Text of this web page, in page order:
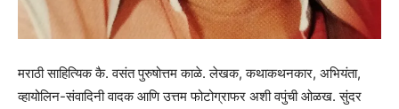
मराठी साहित्यिक कै. वसंत पुरुषोत्तम काळे. लेखक, कथाकथनकार, अभियंता,
व्हायोलिन-संवादिनी वादक आणि उत्तम फोटोग्राफर अशी वपुंची ओळख. सुंदर